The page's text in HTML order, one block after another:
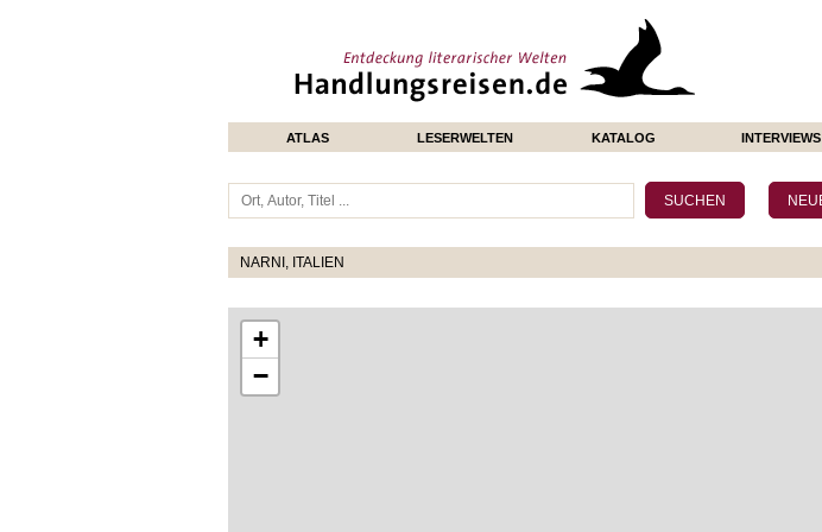
ATLAS LESERWELTEN KATALOG INTERVIEWS
NARNI, ITALIEN
+
−